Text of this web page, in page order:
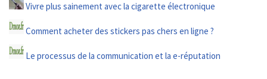
Vivre plus sainement avec la cigarette électronique
Comment acheter des stickers pas chers en ligne ?
Le processus de la communication et la e-réputation